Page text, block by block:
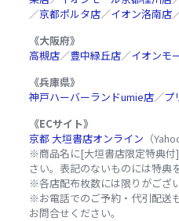
／京都ポルタ店／イオン洛南店
《大阪府》
高槻店／豊中緑丘店／イオンモ
《兵庫県》
神戸ハーバーランドumie店／プ
《ECサイト》
京都 大垣書店オンライン （
※商品名に[大垣書店限定特典
さい。表記のないものには特典
※各店配布枚数には限りがござい
※お電話でのご予約・代引配送
お問合せください。